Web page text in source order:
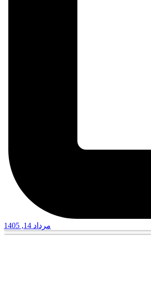
مرداد 14, 1405